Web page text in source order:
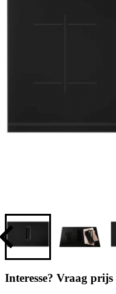
Interesse? Vraag prijs